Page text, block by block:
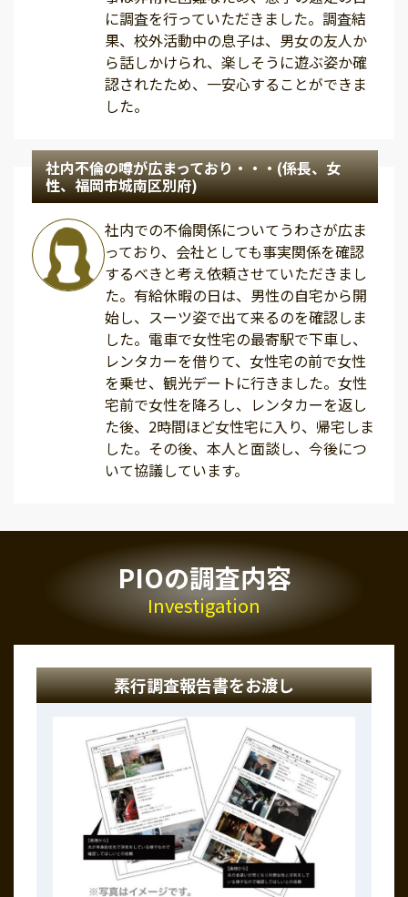
に調査を行っていただきました。調査結
果、校外活動中の息子は、男女の友人か
ら話しかけられ、楽しそうに遊ぶ姿か確
認されたため、一安心することができま
した。
社内不倫の噂が広まっており・・・(係長、女
性、福岡市城南区別府)
社内での不倫関係についてうわさが広ま
っており、会社としても事実関係を確認
するべきと考え依頼させていただきまし
た。有給休暇の日は、男性の自宅から開
始し、スーツ姿で出て来るのを確認しま
した。電車で女性宅の最寄駅で下車し、
レンタカーを借りて、女性宅の前で女性
を乗せ、観光デートに行きました。女性
宅前で女性を降ろし、レンタカーを返し
た後、2時間ほど女性宅に入り、帰宅しま
した。その後、本人と面談し、今後につ
いて協議しています。
PIOの調査内容
Investigation
素行調査報告書をお渡し